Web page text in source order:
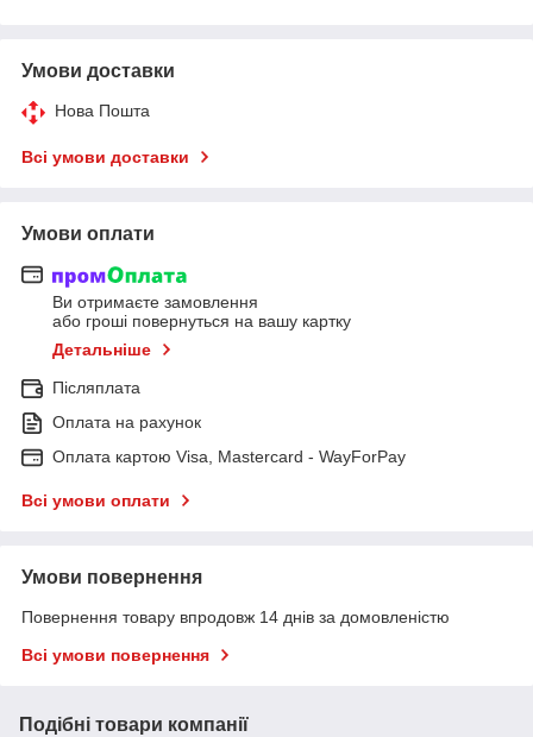
Умови доставки
Нова Пошта
Всі умови доставки
Умови оплати
Ви отримаєте замовлення
або гроші повернуться на вашу картку
Детальніше
Післяплата
Оплата на рахунок
Оплата картою Visa, Mastercard - WayForPay
Всі умови оплати
Умови повернення
Повернення товару впродовж 14 днів за домовленістю
Всі умови повернення
Подібні товари компанії